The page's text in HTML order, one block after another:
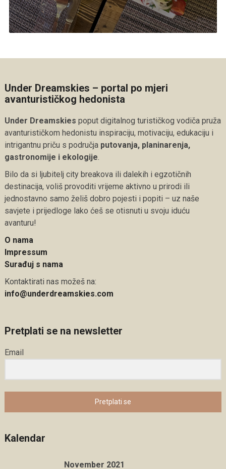
Under Dreamskies – portal po mjeri
avanturističkog hedonista
Under Dreamskies poput digitalnog turističkog vodiča pruža
avanturističkom hedonistu inspiraciju, motivaciju, edukaciju i
intrigantnu priču s područja putovanja, planinarenja,
gastronomije i ekologije.
Bilo da si ljubitelj city breakova ili dalekih i egzotičnih
destinacija, voliš provoditi vrijeme aktivno u prirodi ili
jednostavno samo želiš dobro pojesti i popiti – uz naše
savjete i prijedloge lako ćeš se otisnuti u svoju iduću
avanturu!
O nama
Impressum
Surađuj s nama
Kontaktirati nas možeš na:
info@underdreamskies.com
Pretplati se na newsletter
Email
Pretplati se
Kalendar
November 2021